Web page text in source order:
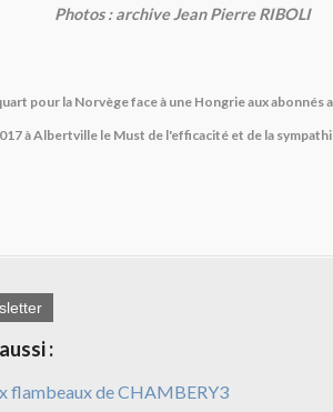
Photos : archive Jean Pierre RIBOLI
pour la Norvège face à une Hongrie aux abonnés
à Albertville le Must de l'efficacité et de la
: